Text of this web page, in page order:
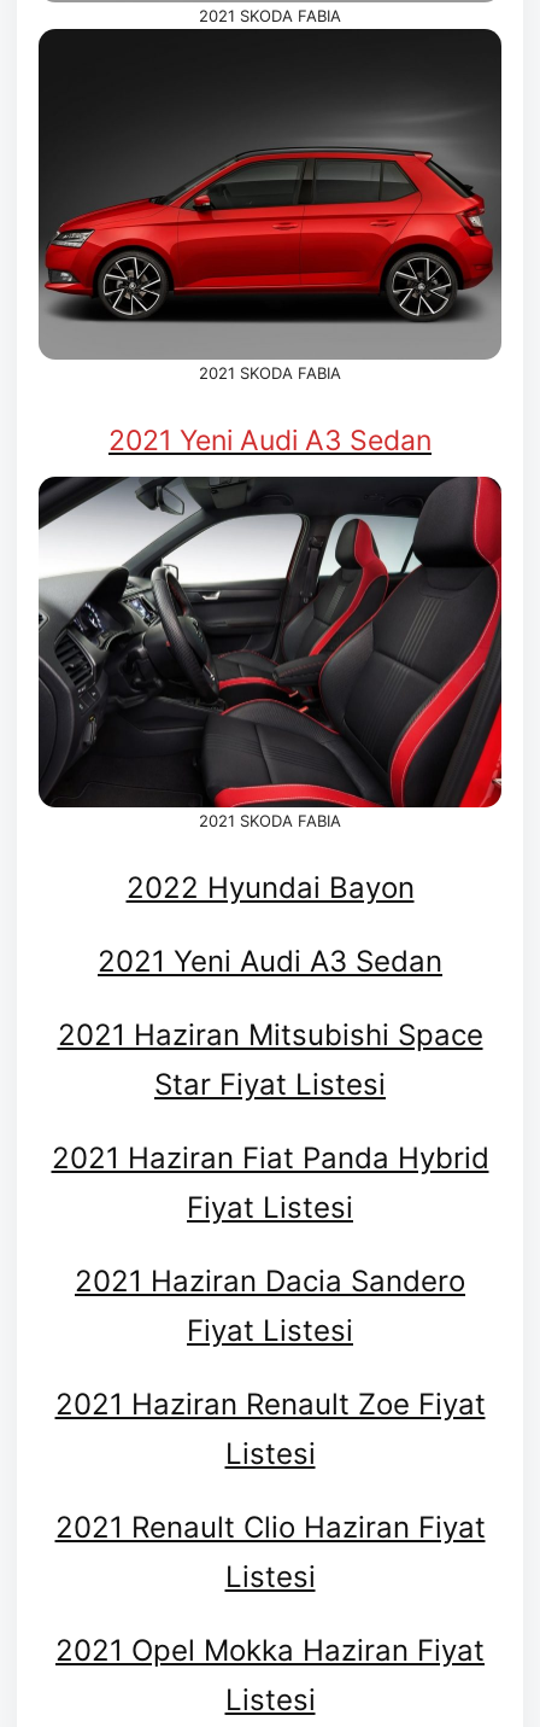
2021 SKODA FABIA
2021 SKODA FABIA
2021 Yeni Audi A3 Sedan
2021 SKODA FABIA
2022 Hyundai Bayon
2021 Yeni Audi A3 Sedan
2021 Haziran Mitsubishi Space
Star Fiyat Listesi
2021 Haziran Fiat Panda Hybrid
Fiyat Listesi
2021 Haziran Dacia Sandero
Fiyat Listesi
2021 Haziran Renault Zoe Fiyat
Listesi
2021 Renault Clio Haziran Fiyat
Listesi
2021 Opel Mokka Haziran Fiyat
Listesi